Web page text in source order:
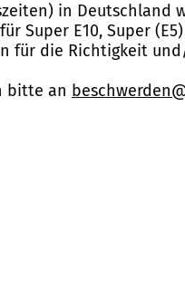
in
Super E10, Super
für die Richtigkeit
bitte an